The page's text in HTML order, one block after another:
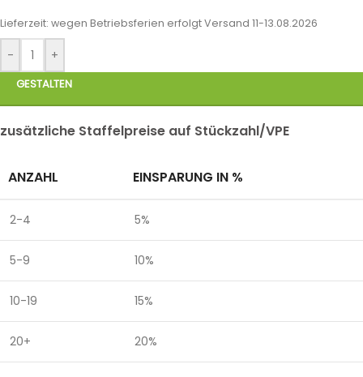
Lieferzeit: wegen Betriebsferien erfolgt Versand 11-13.08.2026
- +
GESTALTEN
zusätzliche Staffelpreise auf Stückzahl/VPE
ANZAHL EINSPARUNG IN %
2-4 5%
5-9 10%
10-19 15%
20+ 20%